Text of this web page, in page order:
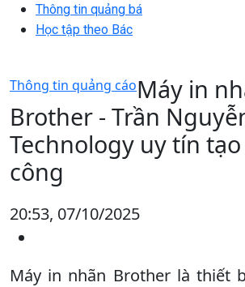
Thông tin quảng bá
Học tập theo Bác
Thông tin quảng cáoMáy in
Brother - Trần
Technology uy tín
công
20:53, 07/10/2025
Máy in nhãn Brother là thiết